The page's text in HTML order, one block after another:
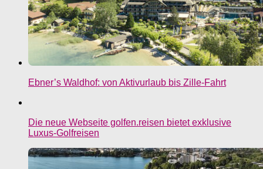
Ebner’s Waldhof: von Aktivurlaub bis Zille-Fahrt
Die neue Webseite golfen.reisen bietet exklusive
Luxus-Golfreisen